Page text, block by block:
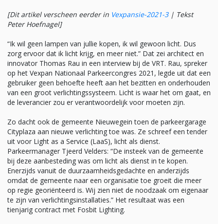
[Dit artikel verscheen eerder in Vexpansie-2021-3| Tekst
Peter Hoefnagel]
“Ik wil geen lampen van jullie kopen, ik wil gewoon licht. Dus
zorg ervoor dat ik licht krijg, en meer niet.” Dat zei architect en
innovator Thomas Rau in een interview bij de VRT. Rau, spreker
op het Vexpan Nationaal Parkeercongres 2021, legde uit dat een
gebruiker geen behoefte heeft aan het bezitten en onderhouden
van een groot verlichtingssysteem. Licht is waar het om gaat, en
de leverancier zou er verantwoordelijk voor moeten zijn.
Zo dacht ook de gemeente Nieuwegein toen de parkeergarage
Cityplaza aan nieuwe verlichting toe was. Ze schreef een tender
uit voor Light as a Service (LaaS), licht als dienst.
Parkeermanager Tjeerd Velders: “De insteek van de gemeente
bij deze aanbesteding was om licht als dienst in te kopen.
Enerzijds vanuit de duurzaamheidsgedachte en anderzijds
omdat de gemeente naar een organisatie toe groeit die meer
op regie georiënteerd is. Wij zien niet de noodzaak om eigenaar
te zijn van verlichtingsinstallaties.” Het resultaat was een
tienjarig contract met Fosbit Lighting.